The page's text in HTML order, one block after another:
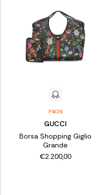
FW26
GUCCI
Borsa Shopping Giglio
Grande
€2.200,00